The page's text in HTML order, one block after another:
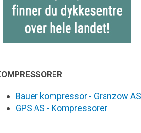
Bauer kompressor - Granzow AS
GPS AS - Kompressorer